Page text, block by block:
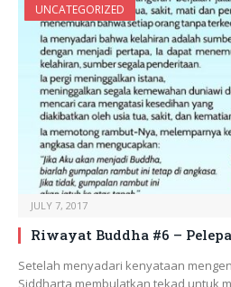
UNCATEGORIZED
JULY 7, 2017
Riwayat Buddha #6 –
Setelah menyadari kenyataan
Siddharta membulatkan tekad untuk